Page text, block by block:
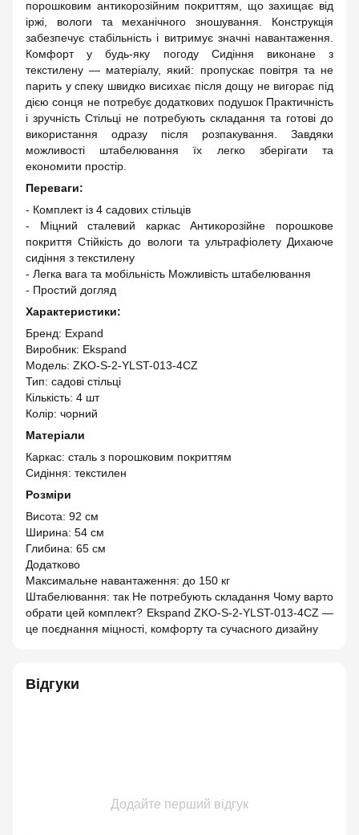
порошковим антикорозійним покриттям, що захищає від
іржі, вологи та механічного зношування. Конструкція
забезпечує стабільність і витримує значні навантаження.
Комфорт у будь-яку погоду Сидіння виконане з
текстилену — матеріалу, який: пропускає повітря та не
парить у спеку швидко висихає після дощу не вигорає під
дією сонця не потребує додаткових подушок Практичність
і зручність Стільці не потребують складання та готові до
використання одразу після розпакування. Завдяки
можливості штабелювання їх легко зберігати та
економити простір.
Переваги:
- Комплект із 4 садових стільців
- Міцний сталевий каркас Антикорозійне порошкове
покриття Стійкість до вологи та ультрафіолету Дихаюче
сидіння з текстилену
- Легка вага та мобільність Можливість штабелювання
- Простий догляд
Характеристики:
Бренд: Expand
Виробник: Ekspand
Модель: ZKO-S-2-YLST-013-4CZ
Тип: садові стільці
Кількість: 4 шт
Колір: чорний
Матеріали
Каркас: сталь з порошковим покриттям
Сидіння: текстилен
Розміри
Висота: 92 см
Ширина: 54 см
Глибина: 65 см
Додатково
Максимальне навантаження: до 150 кг
Штабелювання: так Не потребують складання Чому варто
обрати цей комплект? Ekspand ZKO-S-2-YLST-013-4CZ —
це поєднання міцності, комфорту та сучасного дизайну
Відгуки
Додайте перший відгук